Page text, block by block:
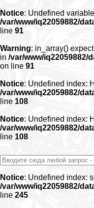
Notice: Undefined
/var/www/iq22059882/
line 91
Warning: in_array()
in /var/www/iq22059882/
on line 91
Notice: Undefined index:
/var/www/iq22059882/
line 108
Notice: Undefined index:
/var/www/iq22059882/
line 108
Notice: Undefined index:
/var/www/iq22059882/
line 245